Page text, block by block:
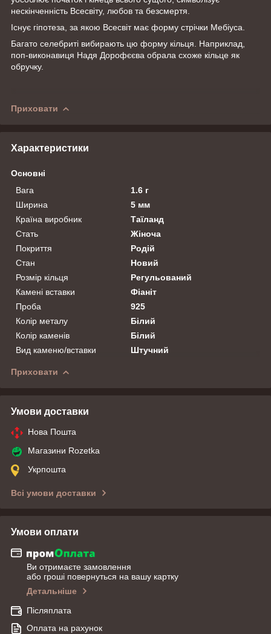
нескінченність Всесвіту, любов та безсмертя.
Існує гіпотеза, за якою Всесвіт має форму стрічки Мебіуса.
Багато селебриті вибирають цю форму кільця. Наприклад,
поп-виконавиця Надя Дорофєєва обрала схоже кільце як
обручку.
Приховати
Характеристики
Основні
Вага
1.6 г
Ширина
5 мм
Країна виробник
Таїланд
Стать
Жіноча
Покриття
Родій
Стан
Новий
Розмір кільця
Регульований
Камені вставки
Фіаніт
Проба
925
Колір металу
Білий
Колір каменів
Білий
Вид каменю/вставки
Штучний
Приховати
Умови доставки
Нова Пошта
Магазини Rozetka
Укрпошта
Всі умови доставки
Умови оплати
Ви отримаєте замовлення
або гроші повернуться на вашу картку
Детальніше
Післяплата
Оплата на рахунок